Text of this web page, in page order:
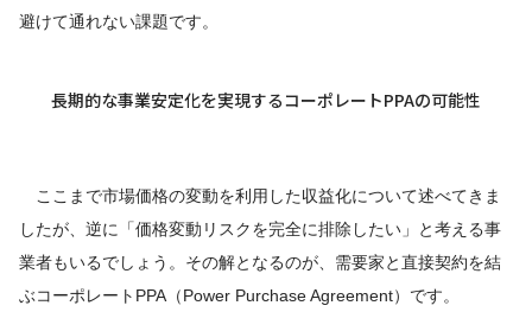
避けて通れない課題です。
長期的な事業安定化を実現するコーポレートPPAの可能性
ここまで市場価格の変動を利用した収益化について述べてきま
したが、逆に「価格変動リスクを完全に排除したい」と考える事
業者もいるでしょう。その解となるのが、需要家と直接契約を結
ぶコーポレートPPA（Power Purchase Agreement）です。